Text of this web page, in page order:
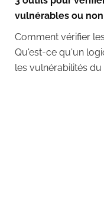
vulnérables ou
Comment vérifier
Qu'est-ce qu'un
les vulnérabilités